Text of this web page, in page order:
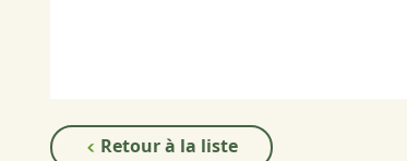
Retour à la liste